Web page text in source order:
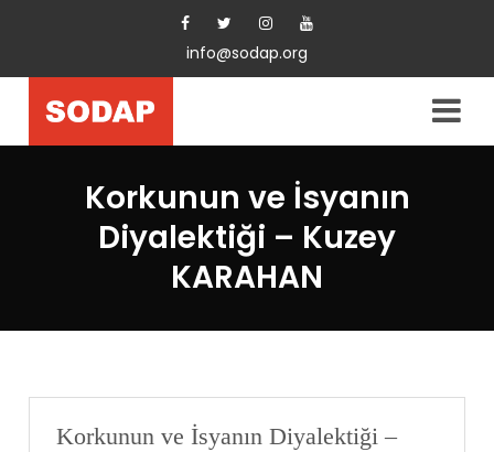
info@sodap.org
Korkunun ve İsyanın
Diyalektiği – Kuzey
KARAHAN
Korkunun ve İsyanın Diyalektiği –